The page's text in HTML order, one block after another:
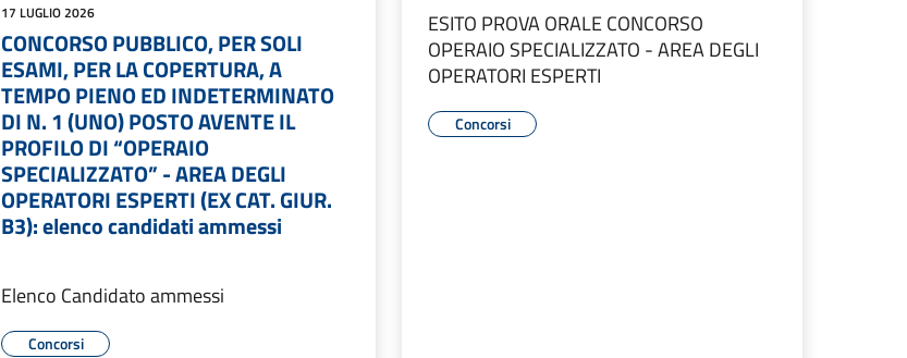
17 LUGLIO 2026
CONCORSO PUBBLICO, PER SOLI
ESAMI, PER LA COPERTURA, A
TEMPO PIENO ED INDETERMINATO
DI N. 1 (UNO) POSTO AVENTE IL
PROFILO DI “OPERAIO
SPECIALIZZATO” - AREA DEGLI
OPERATORI ESPERTI (EX CAT. GIUR.
B3): elenco candidati ammessi
Elenco Candidato ammessi
Concorsi
ESITO PROVA ORALE CONCORSO
OPERAIO SPECIALIZZATO - AREA DEGLI
OPERATORI ESPERTI
Concorsi